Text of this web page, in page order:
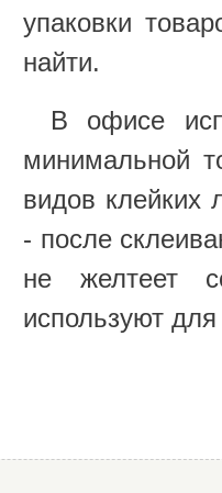
упаковки
найти.
В офисе
минимальной
видов клейких
- после
не желтеет
используют